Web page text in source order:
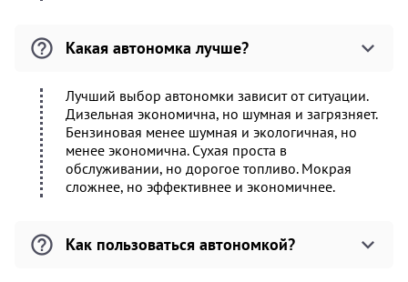
Какая автономка лучше?
Лучший выбор автономки зависит от ситуации.
Дизельная экономична, но шумная и загрязняет.
Бензиновая менее шумная и экологичная, но
менее экономична. Сухая проста в
обслуживании, но дорогое топливо. Мокрая
сложнее, но эффективнее и экономичнее.
Как пользоваться автономкой?